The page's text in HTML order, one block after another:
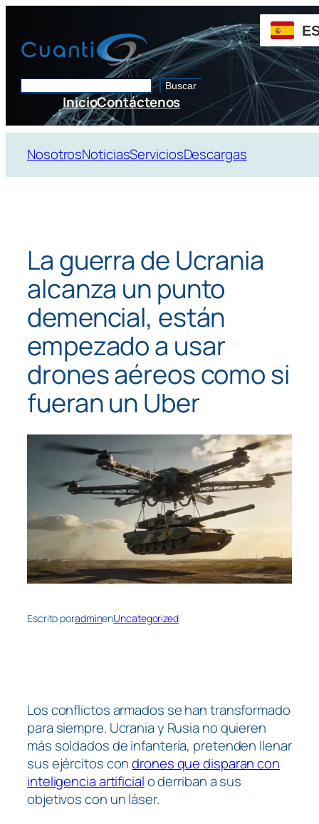
contenido
Buscar
Buscar
InicioContáctenos
NosotrosNoticiasServiciosDescargas
La guerra de Ucrania
alcanza un punto
demencial, están
empezado a usar
drones aéreos como si
fueran un Uber
Escrito poradminenUncategorized
Los conflictos armados se han transformado
para siempre. Ucrania y Rusia no quieren
más soldados de infantería, pretenden llenar
sus ejércitos condrones que disparan con
inteligencia artificialo derriban a sus
objetivos con un láser.